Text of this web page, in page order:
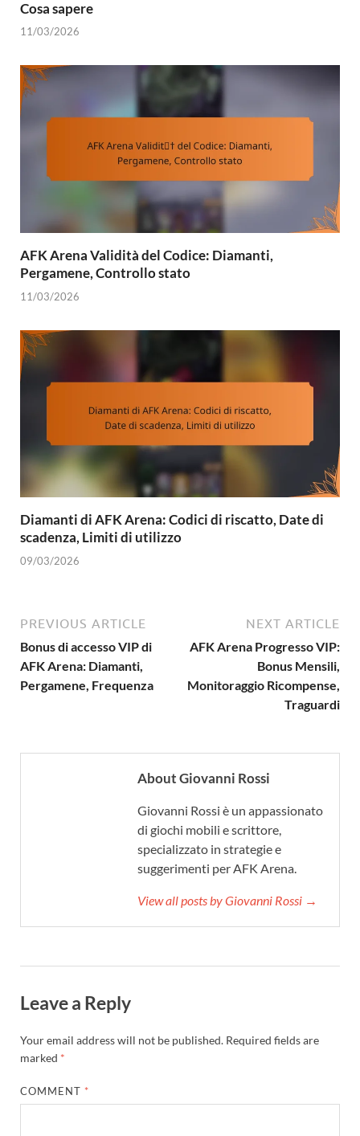
Cosa sapere
11/03/2026
AFK Arena Validità del Codice: Diamanti,
Pergamene, Controllo stato
11/03/2026
Diamanti di AFK Arena: Codici di riscatto, Date di
scadenza, Limiti di utilizzo
09/03/2026
PREVIOUS ARTICLE
Bonus di accesso VIP di
AFK Arena: Diamanti,
Pergamene, Frequenza
NEXT ARTICLE
AFK Arena Progresso VIP:
Bonus Mensili,
Monitoraggio Ricompense,
Traguardi
About Giovanni Rossi
Giovanni Rossi è un appassionato
di giochi mobili e scrittore,
specializzato in strategie e
suggerimenti per AFK Arena.
View all posts by Giovanni Rossi →
Leave a Reply
Your email address will not be published. Required fields are
marked *
COMMENT *